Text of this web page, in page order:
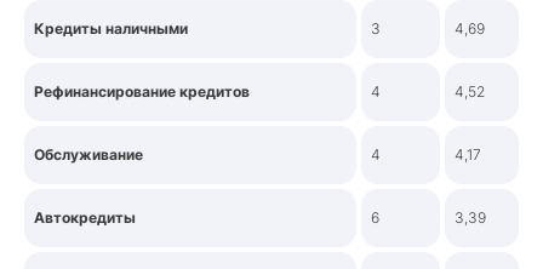
Кредиты наличными 3 4,69
Рефинансирование кредитов 4 4,52
Обслуживание 4 4,17
Автокредиты 6 3,39